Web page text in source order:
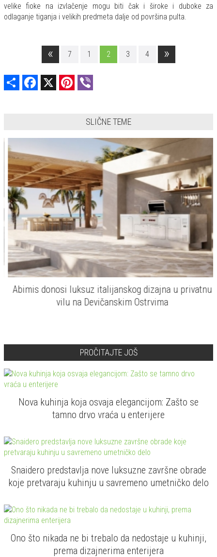
velike fioke na izvlačenje mogu biti čak i široke i duboke za
odlaganje tiganja i velikih predmeta dalje od površina pulta.
« 7 1 2 3 4 »
Share Facebook Pinterest
SLIČNE TEME
Abimis donosi luksuz italijanskog dizajna u privatnu
vilu na Devičanskim Ostrvima
PROČITAJTE JOŠ
Nova kuhinja koja osvaja elegancijom: Zašto se
tamno drvo vraća u enterijere
Snaidero predstavlja nove luksuzne završne obrade
koje pretvaraju kuhinju u savremeno umetničko delo
Ono što nikada ne bi trebalo da nedostaje u kuhinji,
prema dizajnerima enterijera